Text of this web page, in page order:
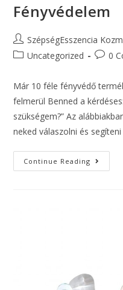
Fényvédelem
SzépségEsszencia
Uncategorized
0
Már 10 féle fényvédő
felmerül Benned a
szükségem?” Az
neked válaszolni és
Continue Reading